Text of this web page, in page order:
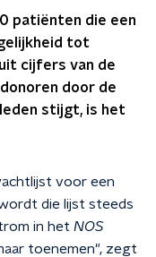
patiënten die een
tot
cijfers van de
door de
stijgt, is het
voor een
die lijst steeds
in het NOS
toenemen", zegt